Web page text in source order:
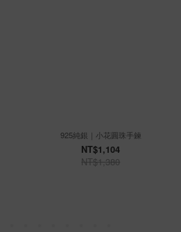
925純銀｜小花圓珠手鍊
NT$1,104
NT$1,380